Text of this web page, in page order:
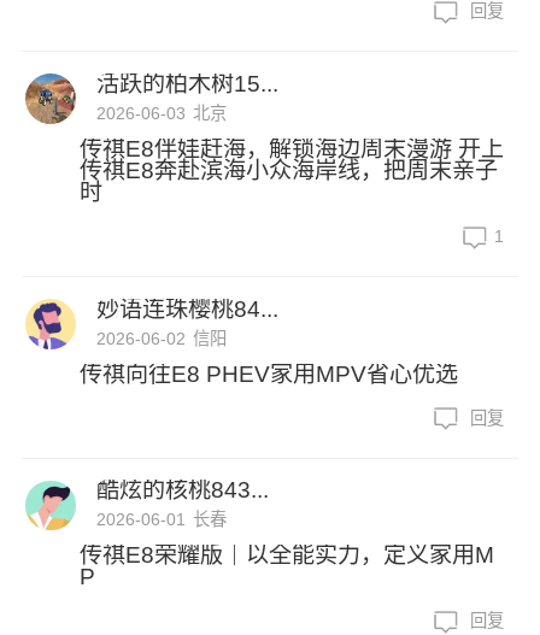
回复
活跃的柏木树15...
2026-06-03 北京
传祺E8伴娃赶海，解锁海边周末漫游 开上
传祺E8奔赴滨海小众海岸线，把周末亲子
时
1
妙语连珠樱桃84...
2026-06-02 信阳
传祺向往E8 PHEV家用MPV省心优选
回复
酷炫的核桃843...
2026-06-01 长春
传祺E8荣耀版｜以全能实力，定义家用M
P
回复